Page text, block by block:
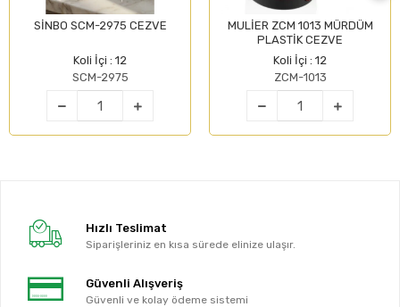
SİNBO SCM-2975 CEZVE
Koli İçi : 12
SCM-2975
MULİER ZCM 1013 MÜRDÜM
PLASTİK CEZVE
Koli İçi : 12
ZCM-1013
Hızlı Teslimat
Siparişleriniz en kısa sürede elinize ulaşır.
Güvenli Alışveriş
Güvenli ve kolay ödeme sistemi